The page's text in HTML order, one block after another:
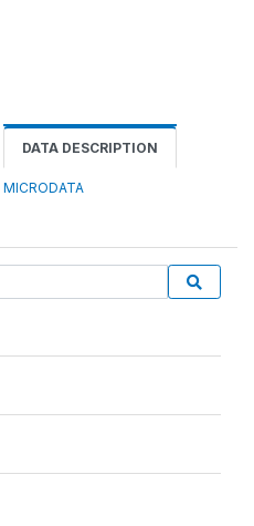
DATA DESCRIPTION
MICRODATA